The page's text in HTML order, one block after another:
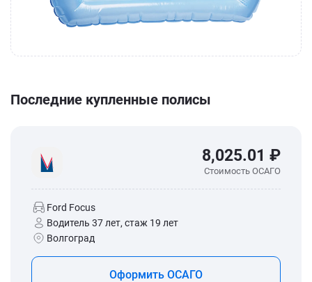
Последние купленные полисы
8,025.01 ₽
Стоимость ОСАГО
Ford Focus
Водитель 37 лет, стаж 19 лет
Волгоград
Оформить ОСАГО